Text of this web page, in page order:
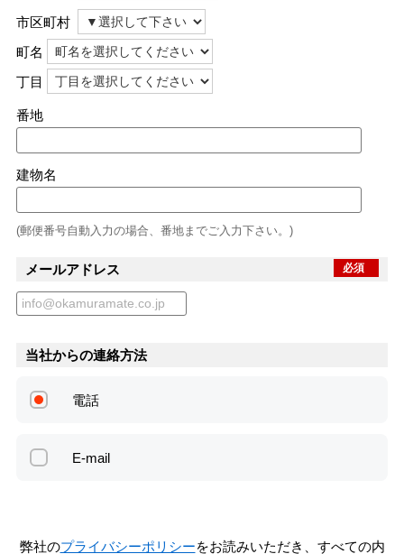
市区町村
町名
丁目
番地
建物名
(郵便番号自動入力の場合、番地までご入力下さい。)
メールアドレス 必須
当社からの連絡方法
電話
E-mail
弊社のプライバシーポリシーをお読みいただき、すべての内